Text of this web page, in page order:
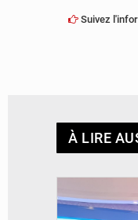
Suivez
À LIRE